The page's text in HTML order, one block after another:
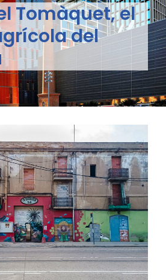
Tomàquet, el
del